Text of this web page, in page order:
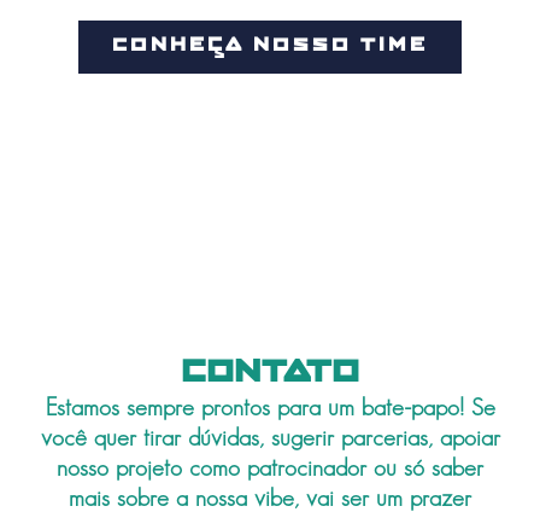
CONHEÇA NOSSO TIME
CONTATO
Estamos sempre prontos para um bate-papo! Se
você quer tirar dúvidas, sugerir parcerias, apoiar
nosso projeto como patrocinador ou só saber
mais sobre a nossa vibe, vai ser um prazer